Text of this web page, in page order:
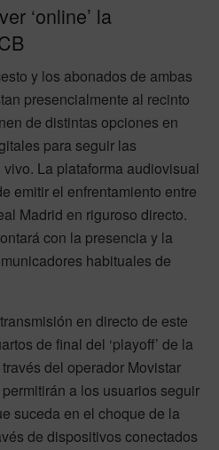
‘online’ la
y los abonados de ambas
presencialmente al recinto
de distintas opciones en
para seguir las
La plataforma audiovisual
emitir el enfrentamiento entre
Madrid en riguroso directo.
con la presencia y la
habituales de
en directo de este
de final del ‘playoff’ de la
del operador Movistar
a los usuarios seguir
suceda en el choque de la
de dispositivos conectados